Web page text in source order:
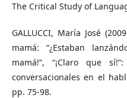
The Critical Study of
GALLUCCI, María José
mamá: “¿Estaban
mamá!”, “¡Claro que
conversacionales en el
pp. 75-98.